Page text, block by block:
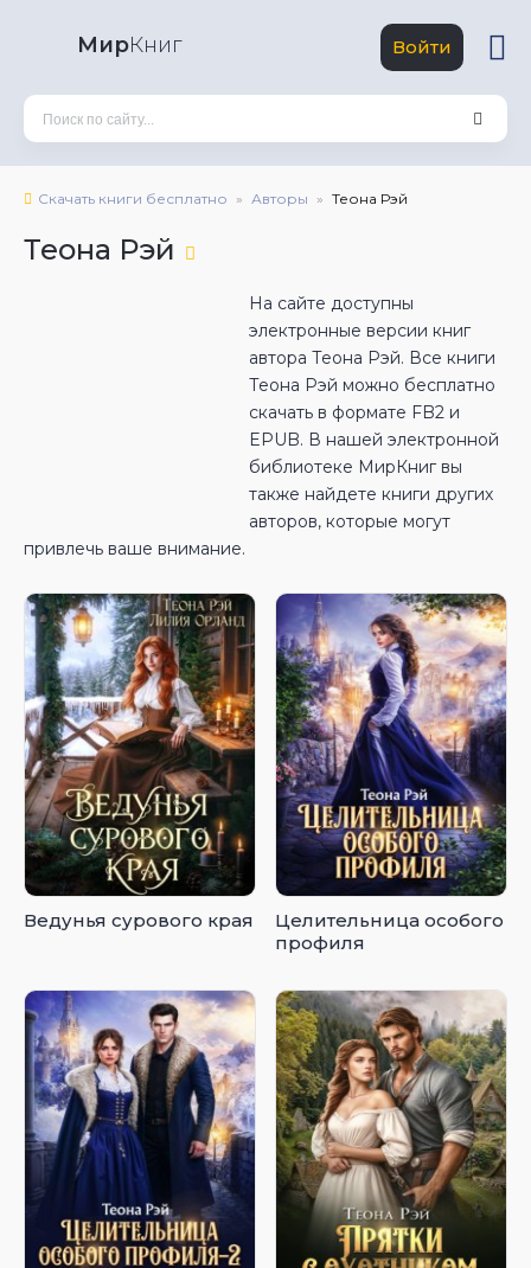
МирКниг Войти
Скачать книги бесплатно Авторы Теона Рэй
Теона Рэй
На сайте доступны
электронные версии книг
автора Теона Рэй. Все книги
Теона Рэй можно бесплатно
скачать в формате FB2 и
EPUB. В нашей электронной
библиотеке МирКниг вы
также найдете книги других
авторов, которые могут
привлечь ваше внимание.
Ведунья сурового края
Целительница особого
профиля